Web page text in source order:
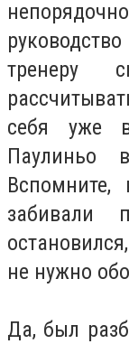
тренеру
себя уже
Паулиньо
забивали
не нужно
Да, был